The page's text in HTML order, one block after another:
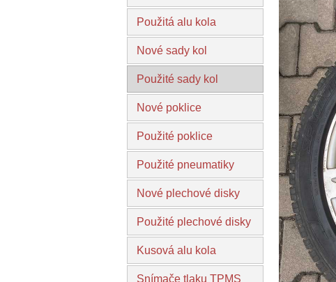
Použitá alu kola
Nové sady kol
Použité sady kol
Nové poklice
Použité poklice
Použité pneumatiky
Nové plechové disky
Použité plechové disky
Kusová alu kola
Snímače tlaku TPMS